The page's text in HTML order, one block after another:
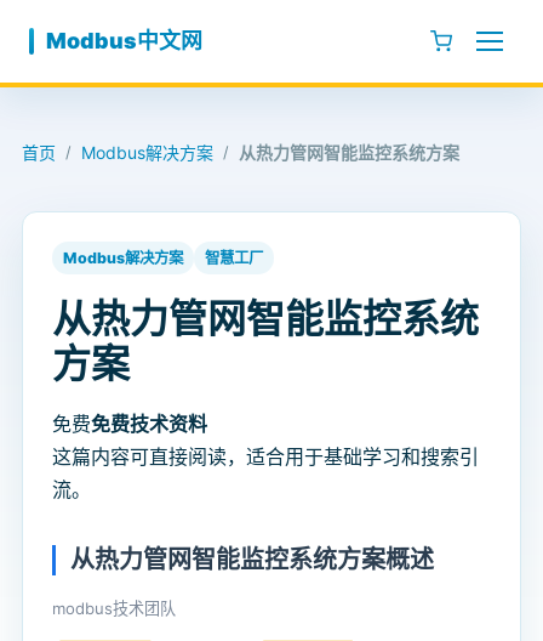
Modbus中文网
首页 / Modbus解决方案 / 从热力管网智能监控系统方案
Modbus解决方案 智慧工厂
从热力管网智能监控系统
方案
免费免费技术资料
这篇内容可直接阅读，适合用于基础学习和搜索引
流。
从热力管网智能监控系统方案概述
modbus技术团队